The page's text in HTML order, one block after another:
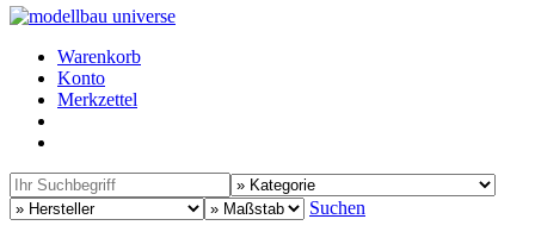
Warenkorb
Konto
Merkzettel
Suchen